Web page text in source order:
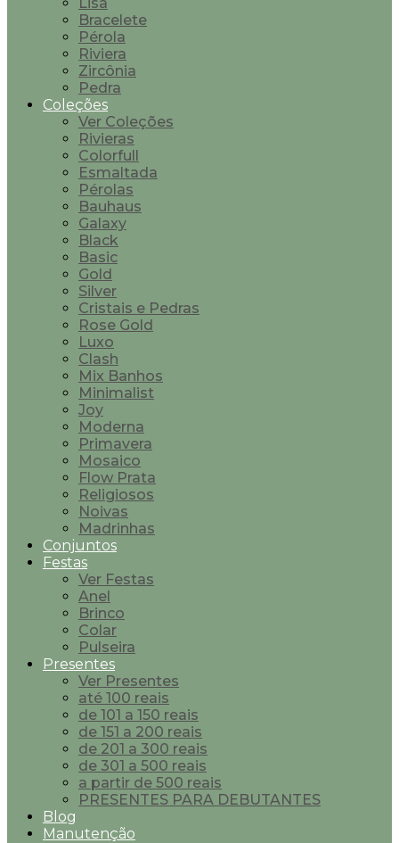
Bracelete
Pérola
Riviera
Zircônia
Pedra
Coleções
Ver Coleções
Rivieras
Colorfull
Esmaltada
Pérolas
Bauhaus
Galaxy
Black
Basic
Gold
Silver
Cristais e Pedras
Rose Gold
Luxo
Clash
Mix Banhos
Minimalist
Joy
Moderna
Primavera
Mosaico
Flow Prata
Religiosos
Noivas
Madrinhas
Conjuntos
Festas
Ver Festas
Anel
Brinco
Colar
Pulseira
Presentes
Ver Presentes
até 100 reais
de 101 a 150 reais
de 151 a 200 reais
de 201 a 300 reais
de 301 a 500 reais
a partir de 500 reais
PRESENTES PARA DEBUTANTES
Blog
Manutenção